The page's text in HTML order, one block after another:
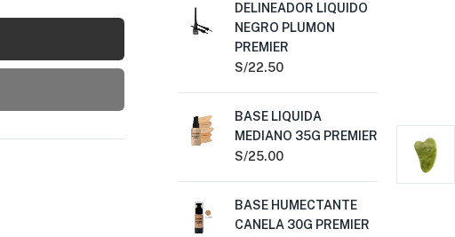
DELINEADOR LIQUIDO
NEGRO PLUMON
PREMIER
S/22.50
BASE LIQUIDA
MEDIANO 35G PREMIER
S/25.00
BASE HUMECTANTE
CANELA 30G PREMIER
S/